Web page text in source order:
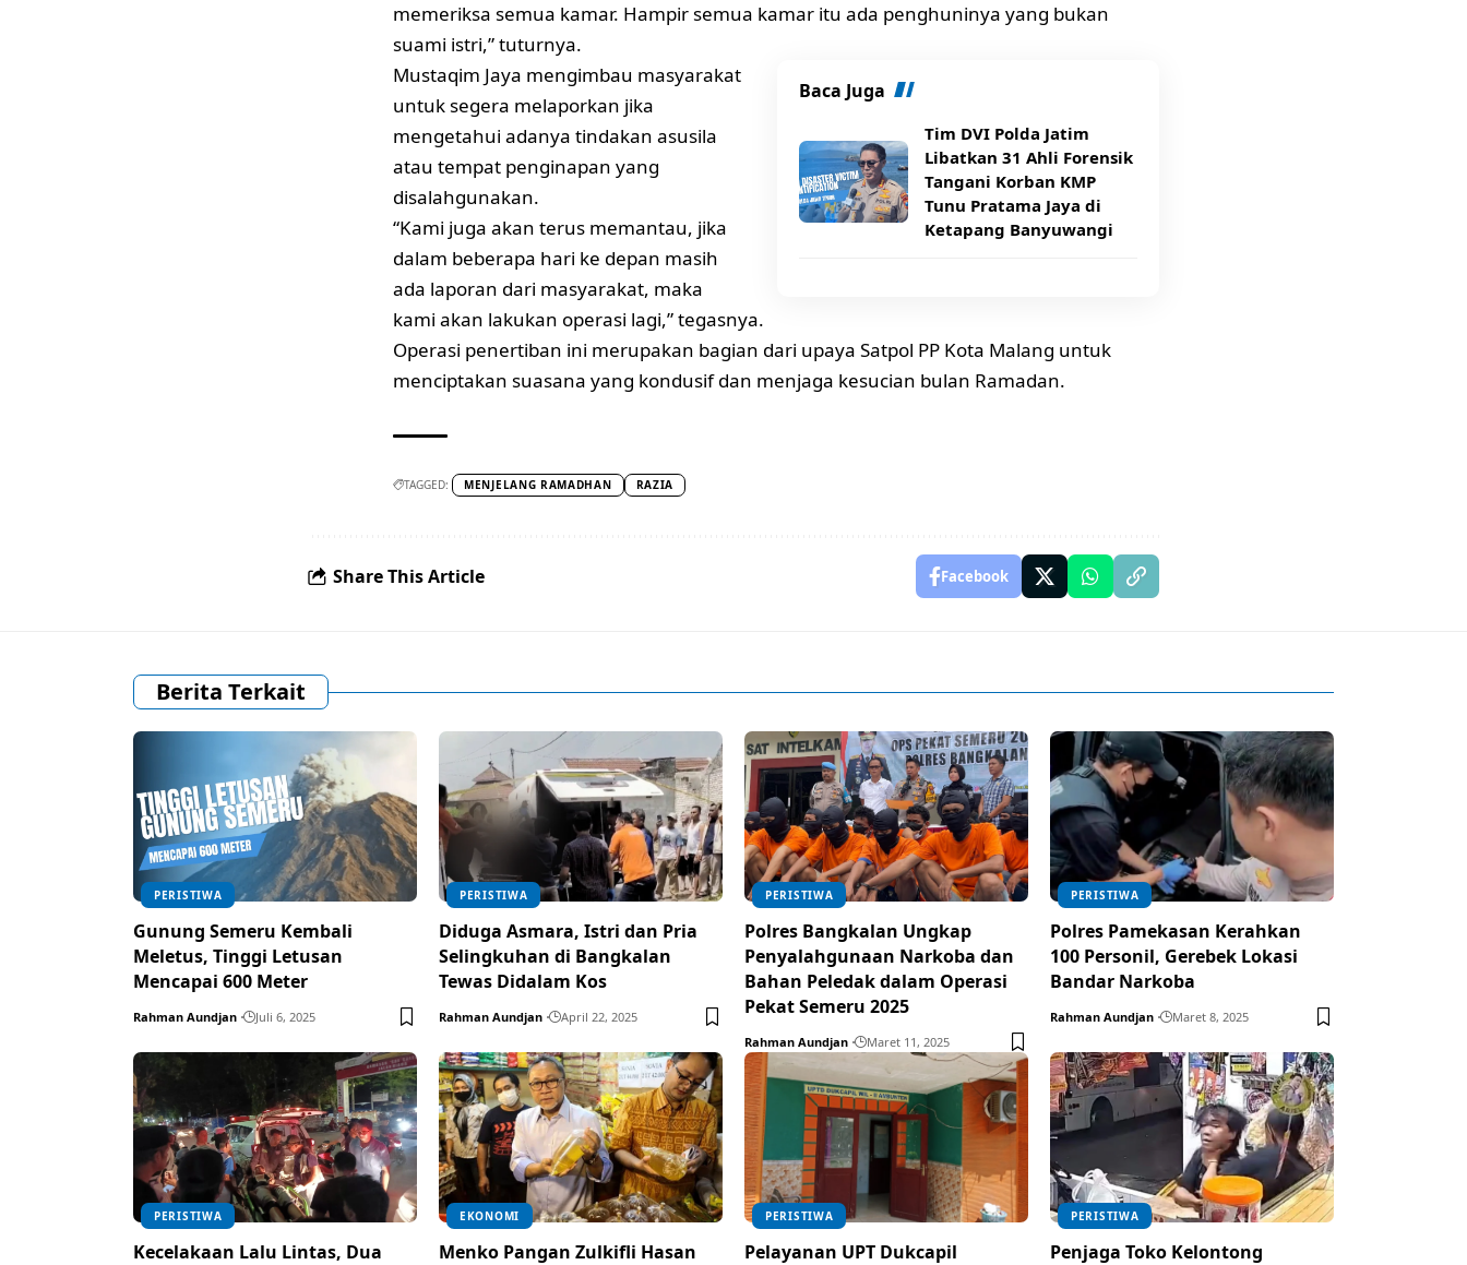
memeriksa semua kamar. Hampir semua kamar itu ada penghuninya yang bukan
suami istri,” tuturnya.
Baca Juga
Tim DVI Polda Jatim
Libatkan 31 Ahli Forensik
Tangani Korban KMP
Tunu Pratama Jaya di
Ketapang Banyuwangi
Mustaqim Jaya mengimbau masyarakat
untuk segera melaporkan jika
mengetahui adanya tindakan asusila
atau tempat penginapan yang
disalahgunakan.
“Kami juga akan terus memantau, jika
dalam beberapa hari ke depan masih
ada laporan dari masyarakat, maka
kami akan lakukan operasi lagi,” tegasnya.
Operasi penertiban ini merupakan bagian dari upaya Satpol PP Kota Malang untuk
menciptakan suasana yang kondusif dan menjaga kesucian bulan Ramadan.
TAGGED: MENJELANG RAMADHAN RAZIA
Share This Article Facebook
Berita Terkait
PERISTIWA
Gunung Semeru Kembali
Meletus, Tinggi Letusan
Mencapai 600 Meter
Rahman Aundjan Juli 6, 2025
PERISTIWA
Diduga Asmara, Istri dan Pria
Selingkuhan di Bangkalan
Tewas Didalam Kos
Rahman Aundjan April 22, 2025
PERISTIWA
Polres Bangkalan Ungkap
Penyalahgunaan Narkoba dan
Bahan Peledak dalam Operasi
Pekat Semeru 2025
Rahman Aundjan Maret 11, 2025
PERISTIWA
Polres Pamekasan Kerahkan
100 Personil, Gerebek Lokasi
Bandar Narkoba
Rahman Aundjan Maret 8, 2025
PERISTIWA
Kecelakaan Lalu Lintas, Dua
EKONOMI
Menko Pangan Zulkifli Hasan
PERISTIWA
Pelayanan UPT Dukcapil
PERISTIWA
Penjaga Toko Kelontong